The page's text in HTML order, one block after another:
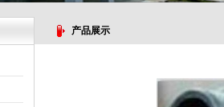
产品展示